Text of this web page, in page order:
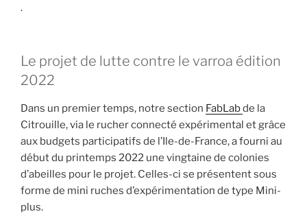
.
Le projet de lutte contre le varroa édition
2022
Dans un premier temps, notre section FabLabde la
Citrouille, via le rucher connecté expérimental et grâce
aux budgets participatifs de l’Ile-de-France, a fourni au
début du printemps 2022 une vingtaine de colonies
d’abeilles pour le projet. Celles-ci se présentent sous
forme de mini ruches d’expérimentation de type Mini-
plus.